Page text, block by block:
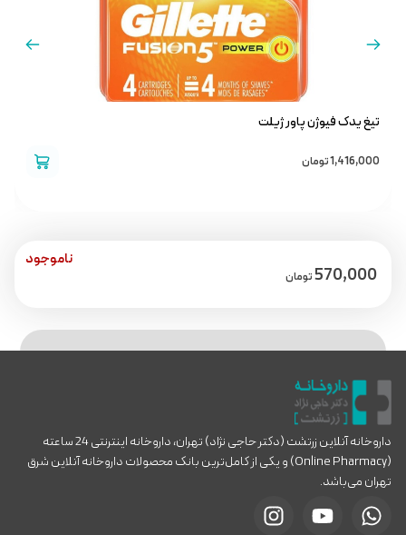
تیغ یدک فیوژن پاور ژیلت
1,416,000تومان
ناموجود
570,000تومان
داروخانه آنلاین زرتشت (دکتر حاجی نژاد) تهران، داروخانه اینترنتی 24 ساعته
(Online Pharmacy) و یکی از کامل‌ترین بانک محصولات داروخانه آنلاین شرق
تهران می‌باشد.